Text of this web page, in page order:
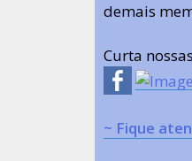
demais
Curta
~ Fique